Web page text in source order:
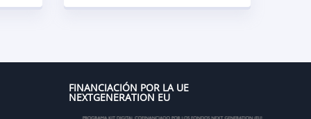
FINANCIACIÓN POR LA UE
NEXTGENERATION EU